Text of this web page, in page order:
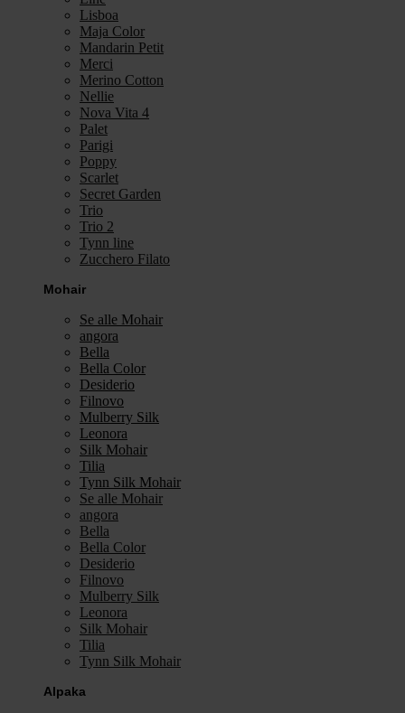
Lisboa
Maja Color
Mandarin Petit
Merci
Merino Cotton
Nellie
Nova Vita 4
Palet
Parigi
Poppy
Scarlet
Secret Garden
Trio
Trio 2
Tynn line
Zucchero Filato
Mohair
Se alle Mohair
angora
Bella
Bella Color
Desiderio
Filnovo
Mulberry Silk
Leonora
Silk Mohair
Tilia
Tynn Silk Mohair
Se alle Mohair
angora
Bella
Bella Color
Desiderio
Filnovo
Mulberry Silk
Leonora
Silk Mohair
Tilia
Tynn Silk Mohair
Alpaka